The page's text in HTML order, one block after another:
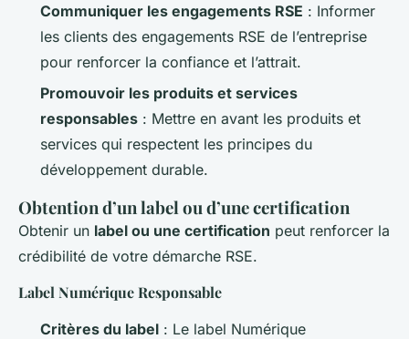
Communiquer les engagements RSE : Informer
les clients des engagements RSE de l’entreprise
pour renforcer la confiance et l’attrait.
Promouvoir les produits et services
responsables : Mettre en avant les produits et
services qui respectent les principes du
développement durable.
Obtention d’un label ou d’une certification
Obtenir un label ou une certification peut renforcer la
crédibilité de votre démarche RSE.
Label Numérique Responsable
Critères du label : Le label Numérique